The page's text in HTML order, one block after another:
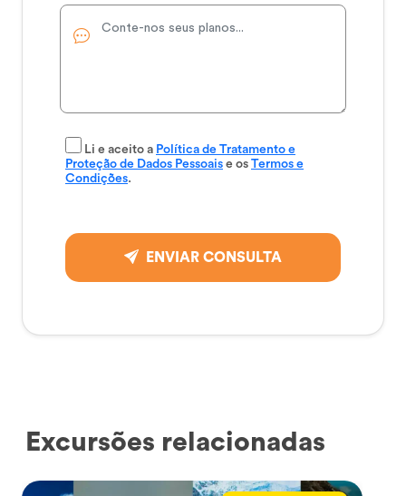
Li e aceito a Política de Tratamento e
Proteção de Dados Pessoais e os Termos e
Condições.
ENVIAR CONSULTA
Excursões relacionadas